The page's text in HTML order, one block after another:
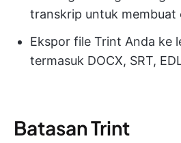
transkrip untuk membuat
Ekspor file Trint Anda ke
termasuk DOCX, SRT,
Batasan Trint